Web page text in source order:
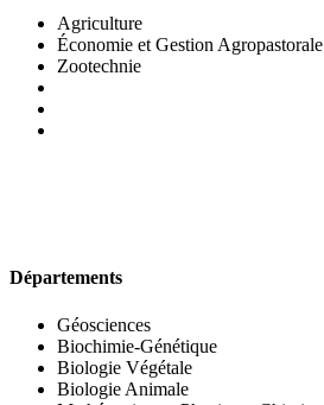
Agriculture
Économie et Gestion Agropastorale
Zootechnie
Départements
Géosciences
Biochimie-Génétique
Biologie Végétale
Biologie Animale